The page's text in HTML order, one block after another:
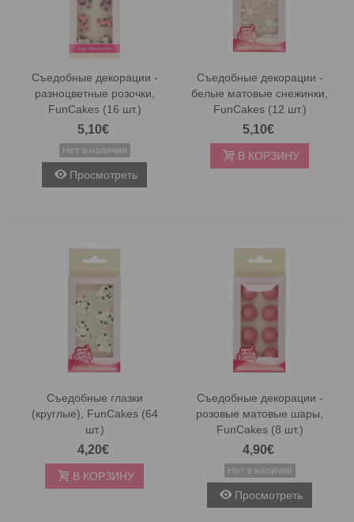
Съедобные декорации -
разноцветные розочки,
FunCakes (16 шт.)
5,10€
Нет в наличии
Просмотреть
Съедобные декорации -
белые матовые снежинки,
FunCakes (12 шт.)
5,10€
В КОРЗИНУ
Съедобные глазки
(круглые), FunCakes (64
шт.)
4,20€
В КОРЗИНУ
Съедобные декорации -
розовые матовые шары,
FunCakes (8 шт.)
4,90€
Нет в наличии
Просмотреть